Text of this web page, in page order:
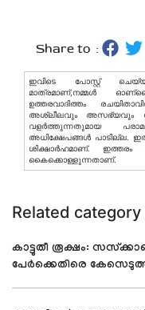
Share to :
ഇവിടെ പോസ്റ്റ്
മാത്രമാണ്,നമ്മൾ
ഉത്തരവാദിത്തം
അശ്ലീലവും അസഭ്യവും
വളര്‍ത്തുന്നതുമായ
അധിക്ഷേപങ്ങള്‍ പാടില്ല.
ശിക്ഷാര്‍ഹമാണ്. ഇത്തരം
കൈക്കൊള്ളുന്നതാണ്.
Related
കാട്ടുതീ രൂക്ഷം:
പേര്‍ക്കെതിരെ